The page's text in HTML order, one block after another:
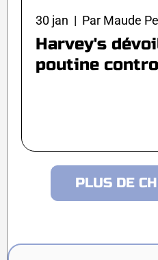
30 jan | Par Maude
Harvey's
poutine
PLUS DE